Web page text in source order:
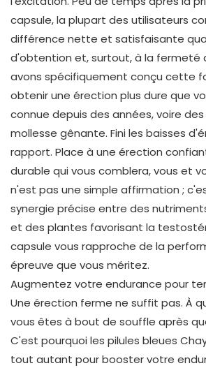
capsule, la plupart des utilisateurs
différence nette et satisfaisante
d'obtention et, surtout, à la fermeté
avons spécifiquement conçu cette
obtenir une érection plus dure que
connue depuis des années, voire des
mollesse gênante. Fini les baisses
rapport. Place à une érection
durable qui vous comblera, vous et
n'est pas une simple affirmation ;
synergie précise entre des
et des plantes favorisant la
capsule vous rapproche de la
épreuve que vous méritez.
Augmentez votre endurance pour
Une érection ferme ne suffit pas. À
vous êtes à bout de souffle après
C'est pourquoi les pilules bleues
tout autant pour booster votre